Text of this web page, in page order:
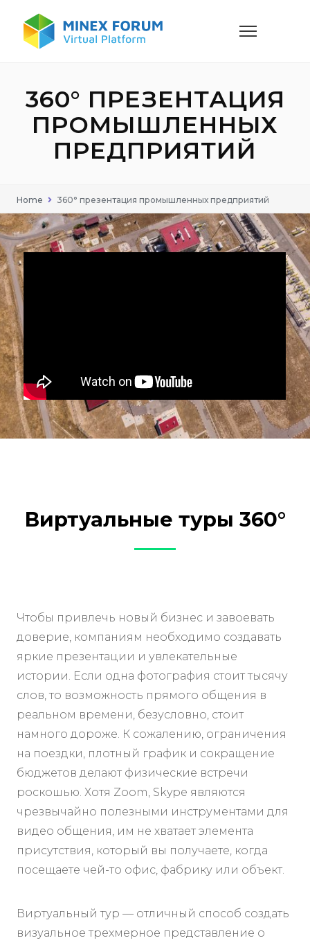
360° ПРЕЗЕНТАЦИЯ
ПРОМЫШЛЕННЫХ
ПРЕДПРИЯТИЙ
Home 360° презентация промышленных предприятий
Виртуальные туры 360°
Чтобы привлечь новый бизнес и завоевать
доверие, компаниям необходимо создавать
яркие презентации и увлекательные
истории. Если одна фотография стоит тысячу
слов, то возможность прямого общения в
реальном времени, безусловно, стоит
намного дороже. К сожалению, ограничения
на поездки, плотный график и сокращение
бюджетов делают физические встречи
роскошью. Хотя Zoom, Skype являются
чрезвычайно полезными инструментами для
видео общения, им не хватает элемента
присутствия, который вы получаете, когда
посещаете чей-то офис, фабрику или объект.
Виртуальный тур — отличный способ создать
визуальное трехмерное представление о